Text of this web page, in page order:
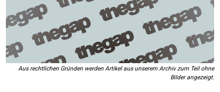
Aus rechtlichen Gründen werden Artikel aus unserem Archiv zum Teil ohne
Bilder angezeigt.